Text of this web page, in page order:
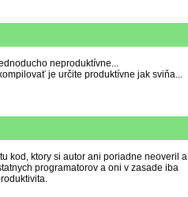
neproduktívne...
je určite produktívne jak sviňa...
kod, ktory si autor ani poriadne neoveril a
programatorov a oni v zasade iba